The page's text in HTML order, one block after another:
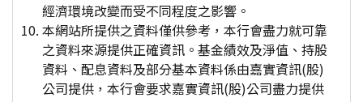
經濟環境改變而受不同程度之影響。
本網站所提供之資料僅供參考，本行會盡力就可靠
之資料來源提供正確資訊。基金績效及淨值、持股
資料、配息資料及部分基本資料係由嘉實資訊(股)
公司提供，本行會要求嘉實資訊(股)公司盡力提供